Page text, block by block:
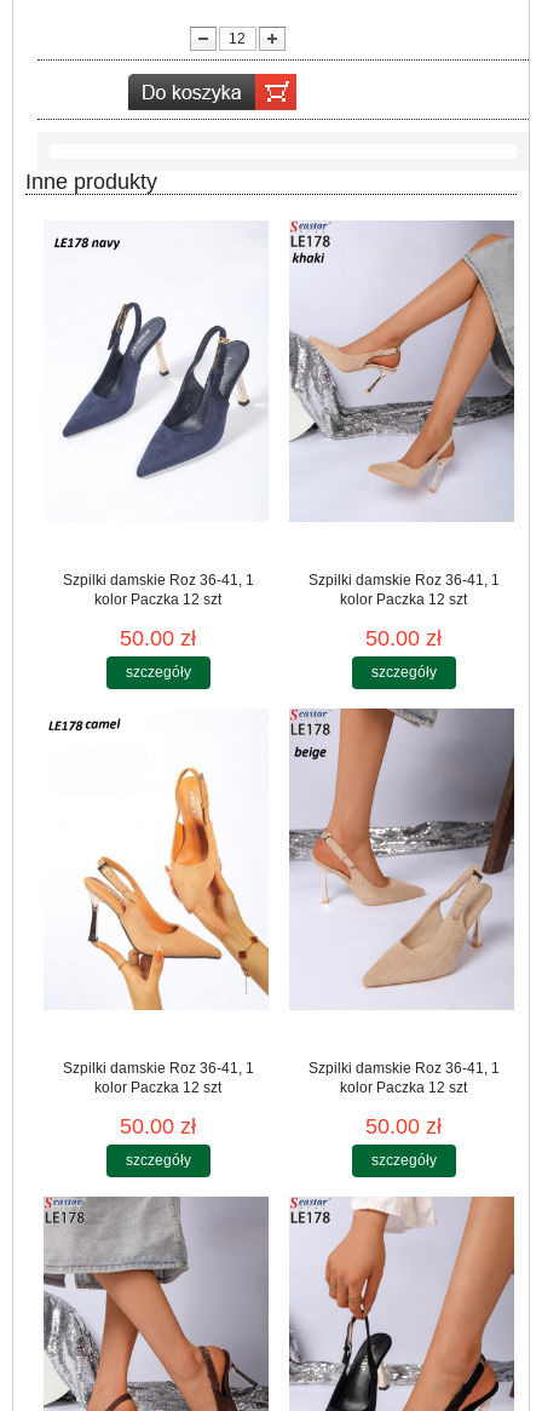
Inne produkty
Szpilki damskie Roz 36-41, 1
kolor Paczka 12 szt
50.00 zł
szczegóły
Szpilki damskie Roz 36-41, 1
kolor Paczka 12 szt
50.00 zł
szczegóły
Szpilki damskie Roz 36-41, 1
kolor Paczka 12 szt
50.00 zł
szczegóły
Szpilki damskie Roz 36-41, 1
kolor Paczka 12 szt
50.00 zł
szczegóły